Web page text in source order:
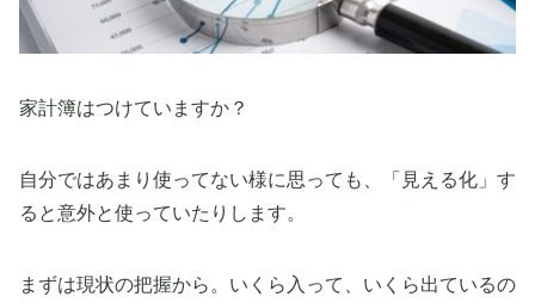
家計簿はつけていますか？
自分ではあまり使ってない様に思っても、「見える化」す
ると意外と使っていたりします。
まずは現状の把握から。いくら入って、いくら出ているの